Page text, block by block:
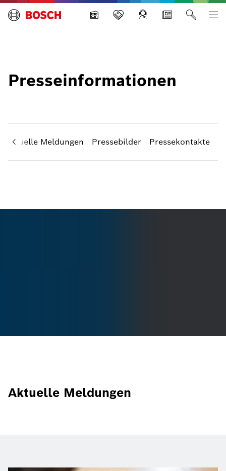
Building Technologies
Presseinformationen
Aktuelle Meldungen Pressebilder Pressekontakte
Aktuelle Meldungen